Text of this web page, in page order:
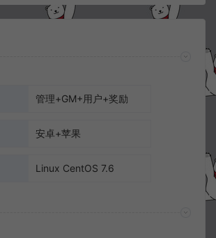
管理+GM+用户+奖励
安卓+苹果
Linux CentOS 7.6